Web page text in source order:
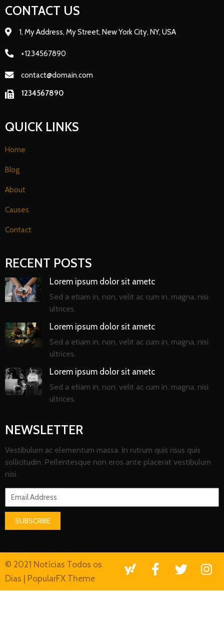
CONTACT US
1, My Address, My Street, New York City, NY, USA
+1234567890
contact@domain.com
1234567890
QUICK LINKS
Home
Blog
About
Causes
Contact
RECENT POSTS
Lorem ipsum dolor sit ametc
Sed a etiam in, non, velit ac cum in, magna, nisi
ultrices.
Lorem ipsum dolor sit ametc
Sed a etiam in, non, velit ac cum in, magna, nisi
ultrices.
Lorem ipsum dolor sit ametc
Sed a etiam in, non, velit ac cum in, magna, nisi
ultrices.
NEWSLETTER
Vestibulum ac elementum massa. In rutrum quis risus quis
sollicitudin. Pellentesque non eros ante placerat vestibulum
nisi.
SUBSCRIBE
© 2021 Notícias Todos os
Dias | PopularFX Theme